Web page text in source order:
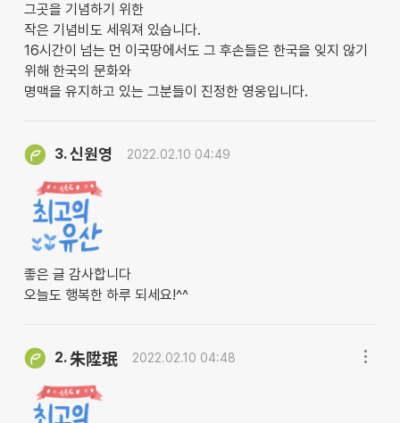
그곳을 기념하기 위한
작은 기념비도 세워져 있습니다.
16시간이 넘는 먼 이국땅에서도 그 후손들은 한국을 잊지 않기
위해 한국의 문화와
명맥을 유지하고 있는 그분들이 진정한 영웅입니다.
3.신원영 2022.02.10 04:49
좋은 글 감사합니다
오늘도 행복한 하루 되세요!^^
2. 朱陞珉 2022.02.10 04:48